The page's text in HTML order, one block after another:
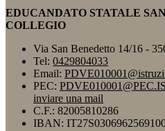
EDUCANDATO STATALE
COLLEGIO
Via San Benedetto 14/16 -
Tel: 0429804033
Email:
PEC:
inviare una mail
C.F.: 82005810286
IBAN: